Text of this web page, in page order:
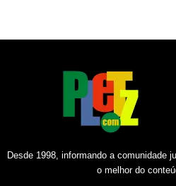
Desde 1998, informando a comunidade
o melhor do